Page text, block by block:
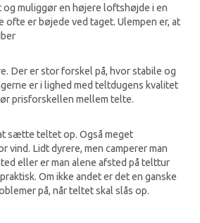
og muliggør en højere loftshøjde i en
ofte er bøjede ved taget. Ulempen er, at
Der er stor forskel på, hvor stabile og
er i lighed med teltdugens kvalitet
prisforskellen mellem telte.
sætte teltet op. Også meget
vind. Lidt dyrere, men camperer man
eller er man alene afsted på telttur
Om ikke andet er det en ganske
på, når teltet skal slås op.